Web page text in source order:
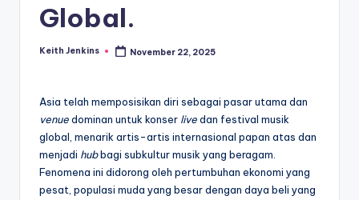
Global.
Posted
Keith Jenkins November 22, 2025
Asia telah memposisikan diri sebagai pasar utama dan
venuedominan untuk konser livedan festival musik
global, menarik artis-artis internasional papan atas dan
menjadi hubbagi subkultur musik yang beragam.
Fenomena ini didorong oleh pertumbuhan ekonomi yang
pesat, populasi muda yang besar dengan daya beli yang